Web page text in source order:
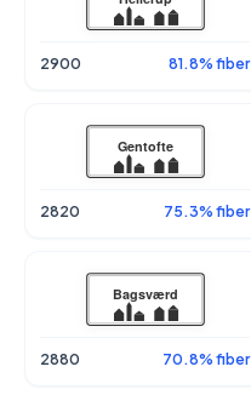
2900 81.8% fiber
2820 75.3% fiber
2880 70.8% fiber